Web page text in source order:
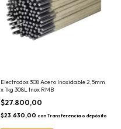
Electrodos 308 Acero Inoxidable 2,5mm
x 1kg 308L Inox RMB
$27.800,00
$23.630,00 con Transferencia o depósito